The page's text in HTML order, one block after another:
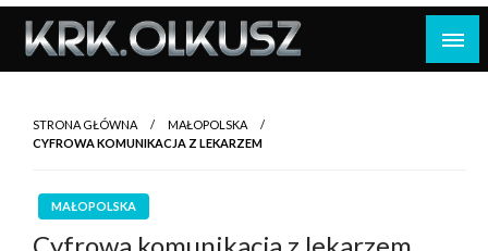
Skip
content
STRONA GŁÓWNA
MAŁOPOLSKA
CYFROWA KOMUNIKACJA Z LEKARZEM
MAŁOPOLSKA